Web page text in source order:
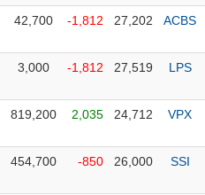
42,700 -1,812 27,202 ACBS
3,000 -1,812 27,519 LPS
819,200 2,035 24,712 VPX
454,700 -850 26,000 SSI